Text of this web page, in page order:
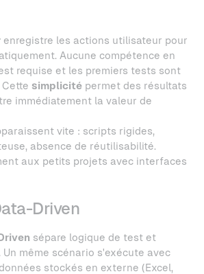
enregistre les actions utilisateur pour
Aucune compétence en
requise et les premiers tests sont
simplicité permet des résultats
immédiatement la valeur de
vite : scripts rigides,
absence de réutilisabilité.
aux petits projets avec interfaces
Driven
sépare logique de test et
même scénario s'exécute avec
stockés en externe (Excel,